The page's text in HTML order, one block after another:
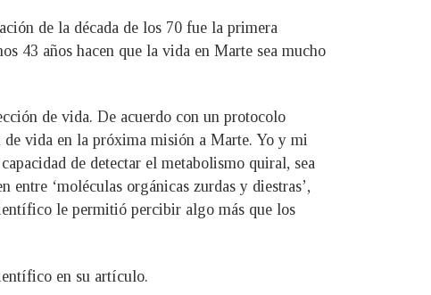
de la década de los 70 fue la primera
43 años hacen que la vida en Marte sea mucho
de vida. De acuerdo con un protocolo
de vida en la próxima misión a Marte. Yo y mi
de detectar el metabolismo quiral, sea
‘moléculas orgánicas zurdas y diestras’,
le permitió percibir algo más que los
en su artículo.